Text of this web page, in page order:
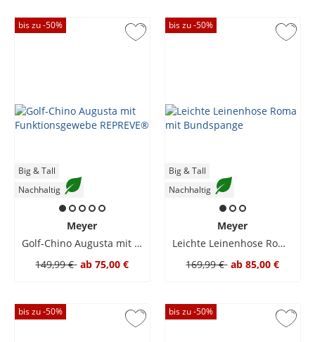
bis zu -50%
Big & Tall
Nachhaltig
Meyer
Golf-Chino Augusta mit Funktionsgewebe REPREVE®
149,99 € ab 75,00 €
bis zu -50%
Big & Tall
Nachhaltig
Meyer
Leichte Leinenhose Roma mit Bundspange
169,99 € ab 85,00 €
bis zu -50% bis zu -50%